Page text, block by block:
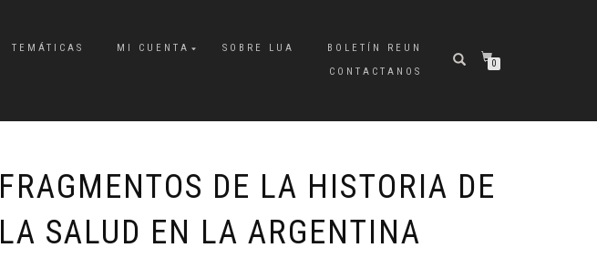
TEMÁTICAS MI CUENTA SOBRE LUA
BOLETÍN REUN
CONTACTANOS
0
FRAGMENTOS DE LA HISTORIA DE
LA SALUD EN LA ARGENTINA